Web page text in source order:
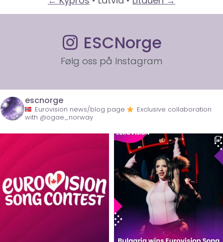
ESCNorge
Følg oss på Instagram
escnorge
Eurovision news/blog page
Exclusive collaboration
with @ogae_norway